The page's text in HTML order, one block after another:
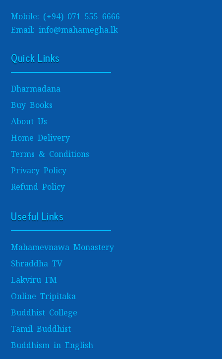
Mobile: (+94) 071 555 6666
Email: info@mahamegha.lk
Quick Links
Dharmadana
Buy Books
About Us
Home Delivery
Terms & Conditions
Privacy Policy
Refund Policy
Useful Links
Mahamevnawa Monastery
Shraddha TV
Lakviru FM
Online Tripitaka
Buddhist College
Tamil Buddhist
Buddhism in English